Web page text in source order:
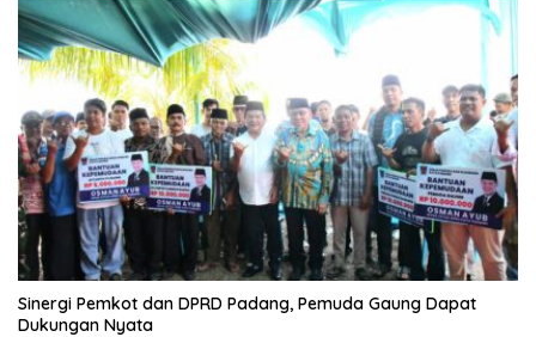
Sinergi Pemkot dan DPRD Padang, Pemuda Gaung Dapat
Dukungan Nyata